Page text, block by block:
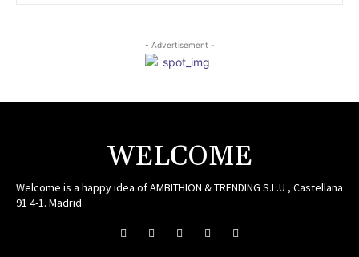
- Advertisement -
WELCOME
Welcome is a happy idea of AMBITHION & TRENDING S.L.U , Castellana
91 4-1. Madrid.